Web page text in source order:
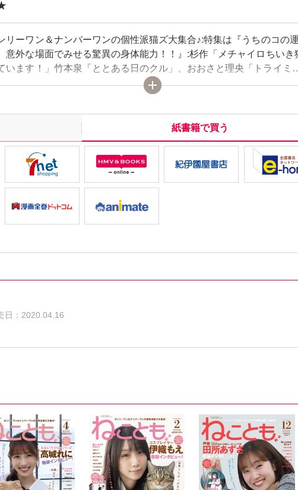
リーワン＆ナンバーワンの個性派猫ズ大集合♪:特集は『うちのコの
外な場面でみせる驚異の身体能力！！』:杉作「メチャイロちいき
います！」竹本泉「ととある日のクル」、おおさと理央「トライミ
、まつうらゆうこ「ゆかいな多猫ライフ」、いわみちさくら「マイ
ねこ」、たぁぽん「ふしぎにゃんコの行動学」など、人気作もりだ
紙書籍で買う
日： 2020.04.16